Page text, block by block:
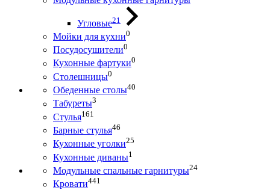
Угловые21
Мойки для кухни0
Посудосушители0
Кухонные фартуки0
Столешницы0
Обеденные столы40
Табуреты3
Стулья161
Барные стулья46
Кухонные уголки25
Кухонные диваны1
Модульные спальные гарнитуры24
Кровати441